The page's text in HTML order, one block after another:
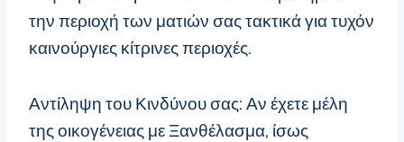
την περιοχή των ματιών σας τακτικά για τυχόν
καινούργιες κίτρινες περιοχές.
Αντίληψη του Κινδύνου σας: Αν έχετε μέλη
της οικογένειας με Ξανθέλασμα, ίσως